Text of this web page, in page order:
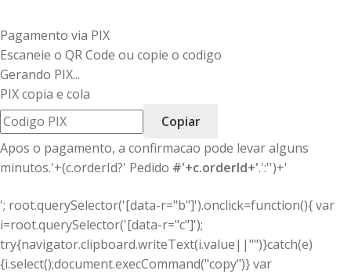
Pagamento via PIX
Escaneie o QR Code ou copie o codigo
Gerando PIX...
PIX copia e cola
Copiar
Apos o pagamento, a confirmacao pode levar alguns
minutos.'+(c.orderId?' Pedido #'+c.orderId+'.':'')+'
'; root.querySelector('[data-r="b"]').onclick=function(){ var
i=root.querySelector('[data-r="c"]');
try{navigator.clipboard.writeText(i.value||"")}catch(e)
{i.select();document.execCommand("copy")} var